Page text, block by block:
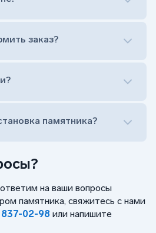
на ваши вопросы
памятника, свяжитесь с нами
02-98 или напишите
(online)
выезд менеджера на дом
(online)
выезд менеджера на дом
заказ?
памятника?